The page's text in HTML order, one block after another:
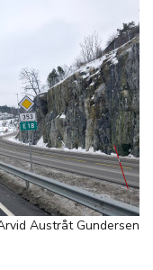
Austråt Gundersen